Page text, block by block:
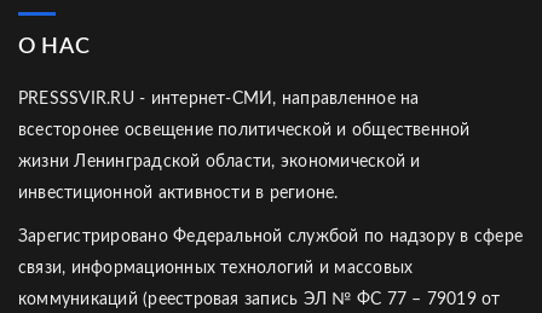
О НАС
PRESSSVIR.RU - интернет-СМИ, направленное на
всесторонее освещение политической и общественной
жизни Ленинградской области, экономической и
инвестиционной активности в регионе.
Зарегистрировано Федеральной службой по надзору в сфере
связи, информационных технологий и массовых
коммуникаций (реестровая запись ЭЛ № ФС 77 – 79019 от